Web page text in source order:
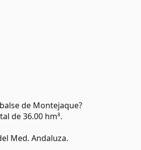
de Montejaque?
de 36.00 hm³.
Med. Andaluza.